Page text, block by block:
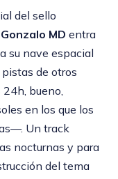
del sello
Gonzalo MD entra
su nave espacial
de otros
bueno,
en los que los
Un track
nocturnas y para
del tema